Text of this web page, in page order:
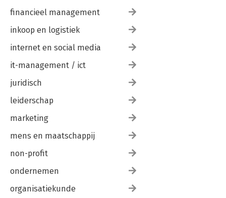
financieel management
inkoop en logistiek
internet en social media
it-management / ict
juridisch
leiderschap
marketing
mens en maatschappij
non-profit
ondernemen
organisatiekunde